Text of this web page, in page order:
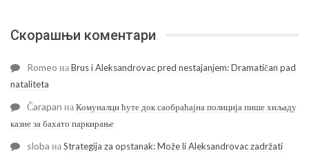
Скорашњи коментари
Romeo наBrus i Aleksandrovac pred nestajanjem: Dramatičan pad
nataliteta
Čarapan наКомуналци ћуте док саобраћајна полиција пише хиљаду
казне за бахато паркирање
sloba наStrategija za opstanak: Može li Aleksandrovac zadržati